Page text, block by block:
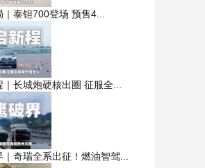
泰钽700登场 预售4...
｜长城炮硬核出圈 征服全...
奇瑞全系出征！燃油智驾...